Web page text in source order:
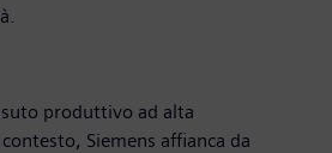
produttivo ad alta
Siemens affianca da